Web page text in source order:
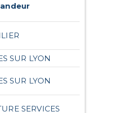
SUR LYON
SUR LYON
SERVICES